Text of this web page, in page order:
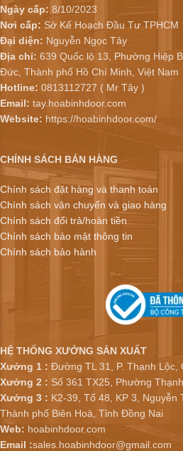
Ngày cấp: 8/10/2023
Nơi cấp: Sở Kế Hoạch Đầu Tư TPHCM
Đại diện: Nguyễn Ngọc Tây
Địa chỉ: 639 Quốc lộ 13, Phường Hiệp
Đức, Thành phố Hồ Chí Minh, Việt Nam
Hotline: 0813112727 ( Mr Tây )
Email: tay.hoabinhdoor.com
Website: https://hoabinhdoor.com/
CHÍNH SÁCH BÁN HÀNG
Chính sách đặt hàng và thanh toán
Chính sách vận chuyển và giao hàng
Chính sách đổi trả/hoàn tiền
Chính sách bảo mật thông tin
Chính sách bảo hành
HỆ THỐNG XƯỞNG SẢN XUẤT
Xưởng 1 : Đường TL 31, P. Thạnh Lộc,
Xưởng 2 : Số 361 TX25, Phường
Xưởng 3 : K2-39, Tổ 48, KP 3, Nguyễn
Thành phố Biên Hoà, Tỉnh Đồng Nai
Web: hoabinhdoor.com
Email :sales.hoabinhdoor@gmail.com